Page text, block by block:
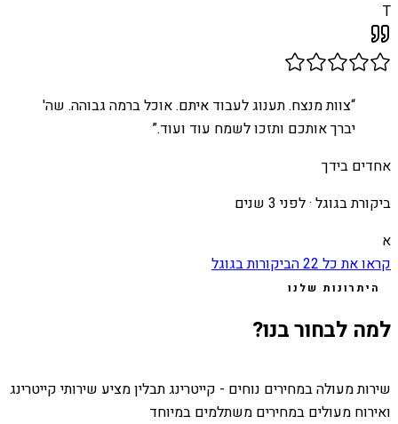
T
“צוות מנצח. תענוג לעבוד איתם. אוכל ברמה גבוהה. שה'
יברך אותכם ותזכו לשמח עוד ועוד.”
אחדים בידך
ביקורת בגוגל ·לפני 3 שנים
א
קראו את כל22הביקורות בגוגל
היתרונות שלנו
למה לבחור בנו?
שירות מעולה במחירים נוחים - קייטרינג תבלין מציע שירותי קייטרינג
ואירוח מעולים במחירים משתלמים במיוחד